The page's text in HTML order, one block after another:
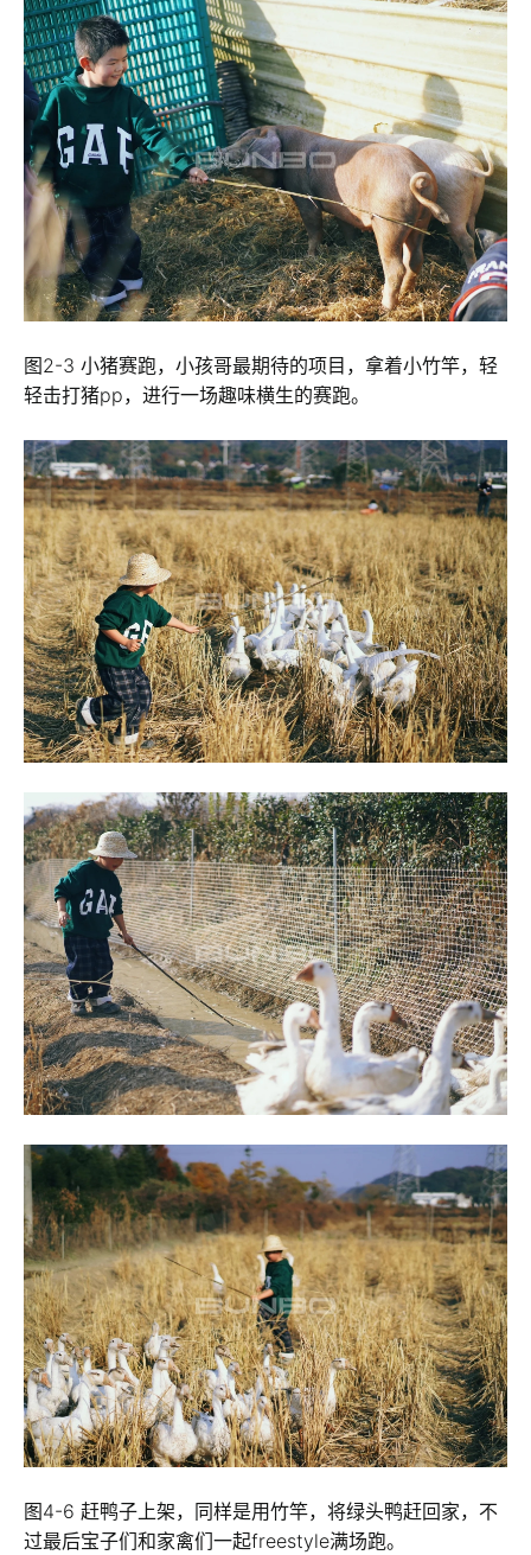
图2-3 小猪赛跑，小孩哥最期待的项目，拿着小竹竿，轻
轻击打猪pp，进行一场趣味横生的赛跑。
图4-6 赶鸭子上架，同样是用竹竿，将绿头鸭赶回家，不
过最后宝子们和家禽们一起freestyle满场跑。